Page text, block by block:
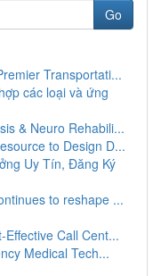
Go
Transportati...
các loại và ứng
& Neuro Rehabili...
to Design D...
Uy Tín, Đăng Ký
to reshape ...
Call Cent...
Medical Tech...